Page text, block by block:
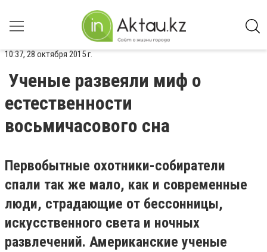
10:37, 28 октября 2015 г.
Ученые развеяли миф о
естественности
восьмичасового сна
Первобытные охотники-собиратели
спали так же мало, как и современные
люди, страдающие от бессонницы,
искусственного света и ночных
развлечений. Американские ученые